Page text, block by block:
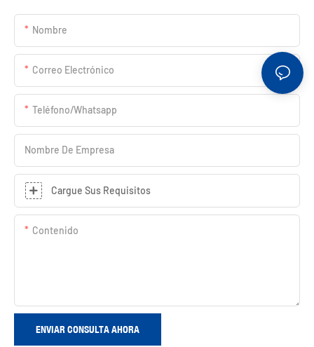
Nombre
Correo Electrónico
Teléfono/whatsapp
Nombre De Empresa
Cargue Sus Requisitos
Contenido
ENVIAR CONSULTA AHORA